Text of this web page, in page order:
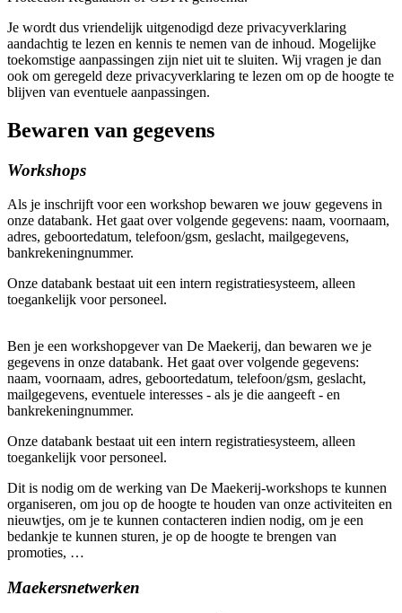
Je wordt dus vriendelijk uitgenodigd deze privacyverklaring
aandachtig te lezen en kennis te nemen van de inhoud. Mogelijke
toekomstige aanpassingen zijn niet uit te sluiten. Wij vragen je dan
ook om geregeld deze privacyverklaring te lezen om op de hoogte te
blijven van eventuele aanpassingen.
Bewaren van gegevens
Workshops
Als je inschrijft voor een workshop bewaren we jouw gegevens in
onze databank. Het gaat over volgende gegevens: naam, voornaam,
adres, geboortedatum, telefoon/gsm, geslacht, mailgegevens,
bankrekeningnummer.
Onze databank bestaat uit een intern registratiesysteem, alleen
toegankelijk voor personeel.
Ben je een workshopgever van De Maekerij, dan bewaren we je
gegevens in onze databank. Het gaat over volgende gegevens:
naam, voornaam, adres, geboortedatum, telefoon/gsm, geslacht,
mailgegevens, eventuele interesses - als je die aangeeft - en
bankrekeningnummer.
Onze databank bestaat uit een intern registratiesysteem, alleen
toegankelijk voor personeel.
Dit is nodig om de werking van De Maekerij-workshops te kunnen
organiseren, om jou op de hoogte te houden van onze activiteiten en
nieuwtjes, om je te kunnen contacteren indien nodig, om je een
bedankje te kunnen sturen, je op de hoogte te brengen van
promoties, …
Maekersnetwerken